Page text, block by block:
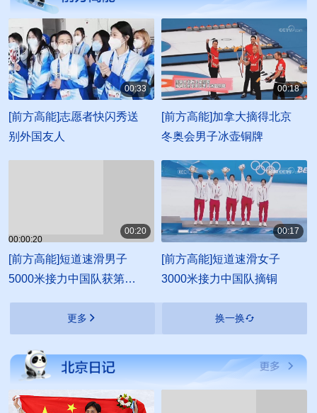
00:33
[前方高能]志愿者快闪秀送
别外国友人
00:18
[前方高能]加拿大摘得北京
冬奥会男子冰壶铜牌
00:00:20
00:20
[前方高能]短道速滑男子
5000米接力中国队获第五
00:17
[前方高能]短道速滑女子
3000米接力中国队摘铜
更多 换一换